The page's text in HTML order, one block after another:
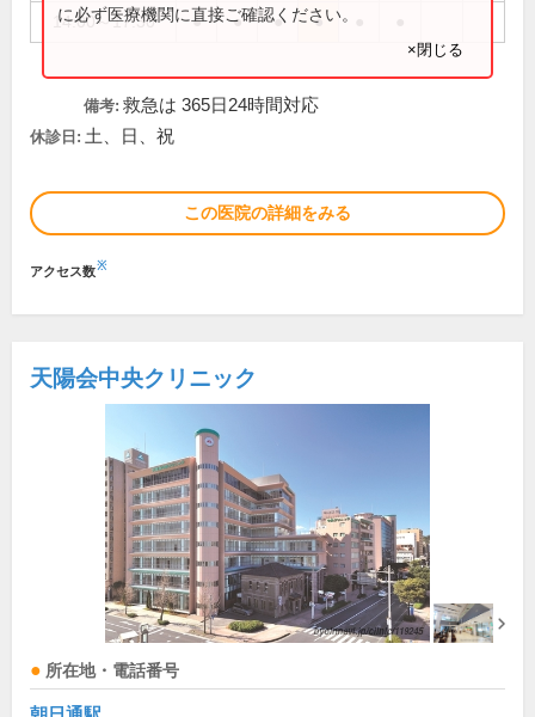
14:00～17:30 ● ● ● ●
に必ず医療機関に直接ご確認ください。
×閉じる
備考: 救急は 365日24時間対応
休診日: 土、日、祝
この医院の詳細をみる
アクセス数※
天陽会中央クリニック
所在地・電話番号